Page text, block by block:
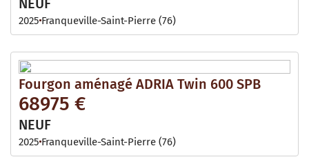
2025 Franqueville-Saint-Pierre (76)
Fourgon aménagé ADRIA Twin 600 SPB
68975 €
NEUF
2025 Franqueville-Saint-Pierre (76)